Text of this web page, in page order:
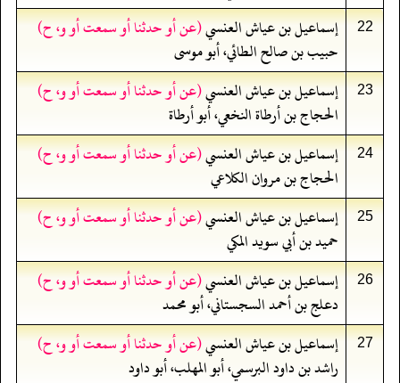
22 إسماعيل بن عياش العنسي(عن أو حدثنا أو سمعت أو و، ح)
حبيب بن صالح الطائي، أبو موسى
23 إسماعيل بن عياش العنسي(عن أو حدثنا أو سمعت أو و، ح)
الحجاج بن أرطاة النخعي، أبو أرطاة
24 إسماعيل بن عياش العنسي(عن أو حدثنا أو سمعت أو و، ح)
الحجاج بن مروان الكلاعي
25 إسماعيل بن عياش العنسي(عن أو حدثنا أو سمعت أو و، ح)
حميد بن أبي سويد المكي
26 إسماعيل بن عياش العنسي(عن أو حدثنا أو سمعت أو و، ح)
دعلج بن أحمد السجستاني، أبو محمد
27 إسماعيل بن عياش العنسي(عن أو حدثنا أو سمعت أو و، ح)
راشد بن داود البرسمي، أبو المهلب، أبو داود